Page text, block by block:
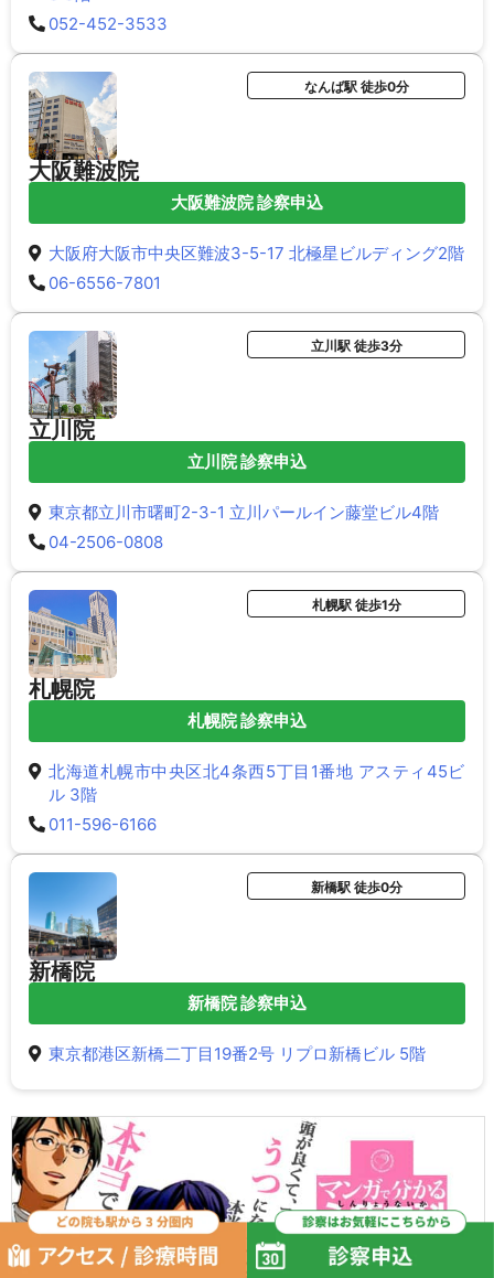
052-452-3533
大阪難波院
なんば駅 徒歩0分
大阪難波院 診察申込
大阪府大阪市中央区難波3-5-17 北極星ビルディング2階
06-6556-7801
立川院
立川駅 徒歩3分
立川院 診察申込
東京都立川市曙町2-3-1 立川パールイン藤堂ビル4階
04-2506-0808
札幌院
札幌駅 徒歩1分
札幌院 診察申込
北海道札幌市中央区北4条西5丁目1番地 アスティ45ビ
ル 3階
011-596-6166
新橋院
新橋駅 徒歩0分
新橋院 診察申込
東京都港区新橋二丁目19番2号 リプロ新橋ビル 5階